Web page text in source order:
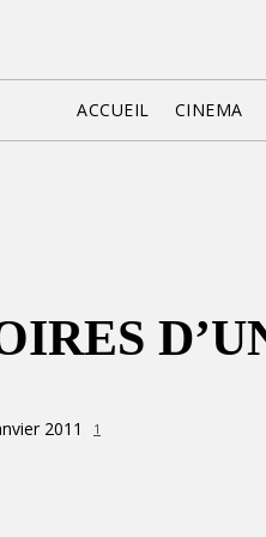
ACCUEIL CINEMA
2011 1